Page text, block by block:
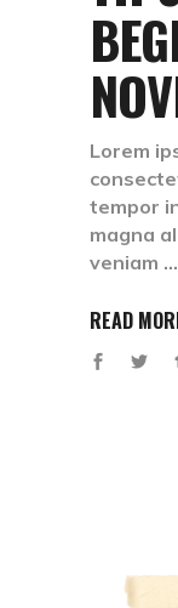
Lorem
tempor
magna
veniam
READ